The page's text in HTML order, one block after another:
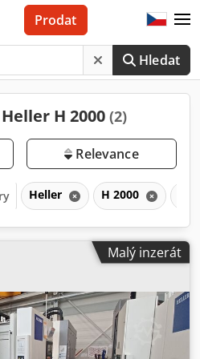
Hledat
Prodat
H 2000 (2)
Relevance
Heller H 2000
Malý inzerát